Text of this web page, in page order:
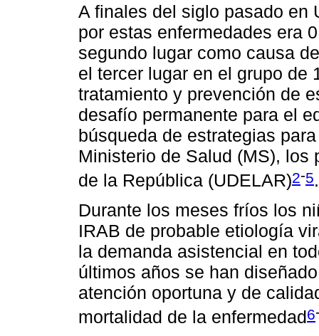
A finales del siglo pasado en
por estas enfermedades era
segundo lugar como causa
el tercer lugar en el grupo de
tratamiento y prevención de
desafío permanente para el
búsqueda de estrategias
Ministerio de Salud (MS), los
de la República (UDELAR)2-5.
Durante los meses fríos los
IRAB de probable etiología
la demanda asistencial en
últimos años se han
atención oportuna y de
mortalidad de la enfermedad6